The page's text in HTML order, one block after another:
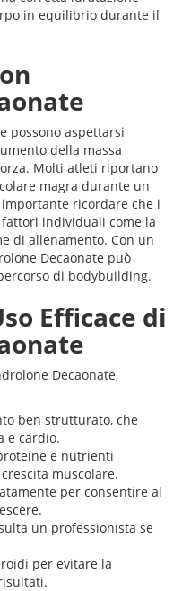
in equilibrio durante il
possono aspettarsi
della massa
Molti atleti riportano
magra durante un
ricordare che i
individuali come la
di allenamento. Con un
Decaonate può
di bodybuilding.
Efficace di
Decaonate,
ben strutturato, che
e cardio.
e nutrienti
muscolare.
per consentire al
un professionista se
per evitare la